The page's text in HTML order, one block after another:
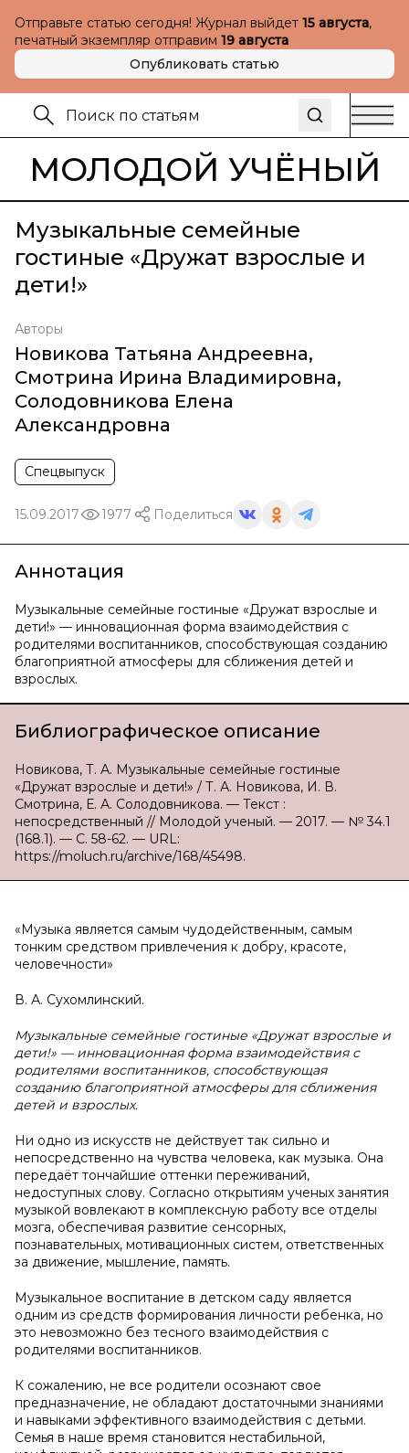
Отправьте статью сегодня! Журнал выйдет 15 августа,
печатный экземпляр отправим 19 августа
Опубликовать статью
МОЛОДОЙ УЧЁНЫЙ
Музыкальные семейные
гостиные «Дружат взрослые и
дети!»
Авторы
Новикова Татьяна Андреевна,
Смотрина Ирина Владимировна,
Солодовникова Елена
Александровна
Спецвыпуск
15.09.2017 1977 Поделиться
Аннотация
Музыкальные семейные гостиные «Дружат взрослые и
дети!» — инновационная форма взаимодействия с
родителями воспитанников, способствующая созданию
благоприятной атмосферы для сближения детей и
взрослых.
Библиографическое описание
Новикова, Т. А. Музыкальные семейные гостиные
«Дружат взрослые и дети!» / Т. А. Новикова, И. В.
Смотрина, Е. А. Солодовникова. — Текст :
непосредственный // Молодой ученый. — 2017. — № 34.1
(168.1). — С. 58-62. — URL:
https://moluch.ru/archive/168/45498.
«Музыка является самым чудодейственным, самым
тонким средством привлечения к добру, красоте,
человечности»
В. А. Сухомлинский.
Музыкальные семейные гостиные «Дружат взрослые и
дети!» — инновационная форма взаимодействия с
родителями воспитанников, способствующая
созданию благоприятной атмосферы для сближения
детей и взрослых.
Ни одно из искусств не действует так сильно и
непосредственно на чувства человека, как музыка. Она
передаёт тончайшие оттенки переживаний,
недоступных слову. Согласно открытиям ученых занятия
музыкой вовлекают в комплексную работу все отделы
мозга, обеспечивая развитие сенсорных,
познавательных, мотивационных систем, ответственных
за движение, мышление, память.
Музыкальное воспитание в детском саду является
одним из средств формирования личности ребенка, но
это невозможно без тесного взаимодействия с
родителями воспитанников.
К сожалению, не все родители осознают свое
предназначение, не обладают достаточными знаниями
и навыками эффективного взаимодействия с детьми.
Семья в наше время становится нестабильной,